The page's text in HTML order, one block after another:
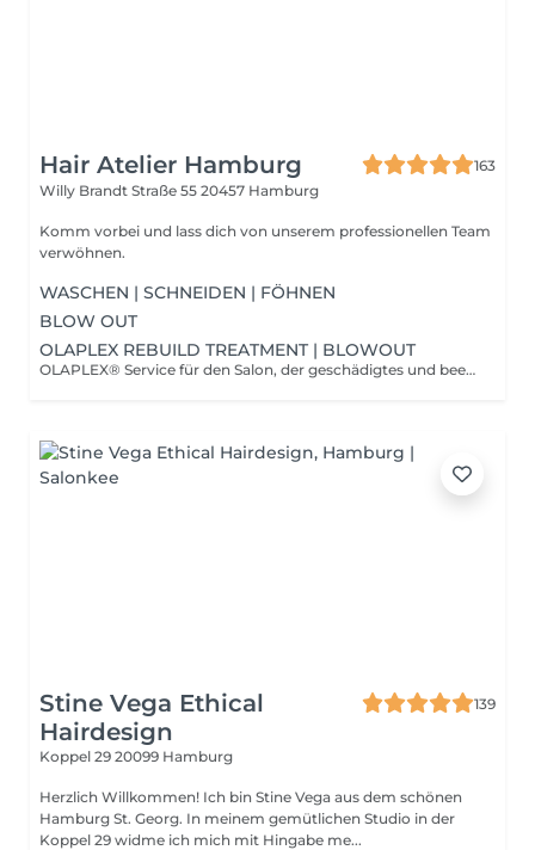
Hair Atelier Hamburg
163
Willy Brandt Straße 55 20457 Hamburg
Komm vorbei und lass dich von unserem professionellen Team
verwöhnen.
WASCHEN | SCHNEIDEN | FÖHNEN
BLOW OUT
OLAPLEX REBUILD TREATMENT | BLOWOUT
OLAPLEX® Service für den Salon, der geschädigtes und beeinträchtigtes Haar wieder herstellt, indem es mit unserem patentierten Molekül Bis-Aminopropyl Diglycol Dimaleat von innen heraus wirkt. Unsere über 160-fach patentierte Technologie arbeitet auf molekularer Ebene. Bis-Aminopropyl Diglycol Dimaleat verbessert die Haarstärke dramatisch, schützt von innen heraus und liefert sofortige Ergebnisse für alle Haartypen.
Stine Vega Ethical
Hairdesign
139
Koppel 29 20099 Hamburg
Herzlich Willkommen! Ich bin Stine Vega aus dem schönen
Hamburg St. Georg. In meinem gemütlichen Studio in der
Koppel 29 widme ich mich mit Hingabe me...